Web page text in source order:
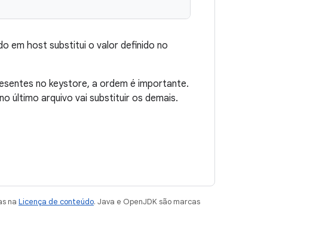
em host substitui o valor definido no
no keystore, a ordem é importante.
último arquivo vai substituir os demais.
na Licença de conteúdo. Java e OpenJDK são marcas